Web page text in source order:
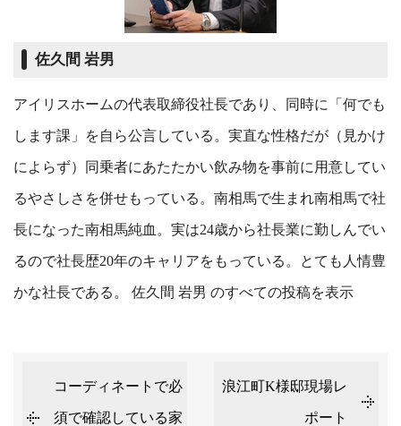
佐久間 岩男
アイリスホームの代表取締役社長であり、同時に「何でも
します課」を自ら公言している。実直な性格だが（見かけ
によらず）同乗者にあたたかい飲み物を事前に用意してい
るやさしさを併せもっている。南相馬で生まれ南相馬で社
長になった南相馬純血。実は24歳から社長業に勤しんでい
るので社長歴20年のキャリアをもっている。とても人情豊
かな社長である。 佐久間 岩男 のすべての投稿を表示
コーディネートで必
須で確認している家
浪江町K様邸現場レ
ポート